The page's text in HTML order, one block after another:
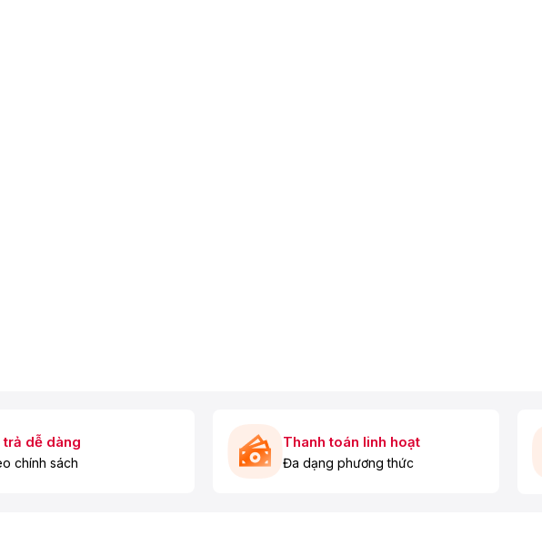
mượt trong các tựa game tốc độ cao.
dễ dàng
chính sách
Thanh toán linh hoạt
Đa dạng phương thức